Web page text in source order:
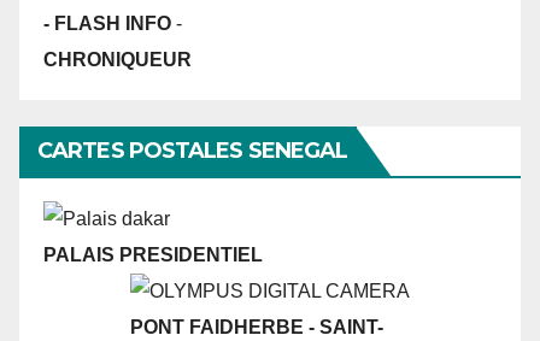
- FLASH INFO -
CHRONIQUEUR
CARTES POSTALES SENEGAL
PALAIS PRESIDENTIEL
PONT FAIDHERBE - SAINT-